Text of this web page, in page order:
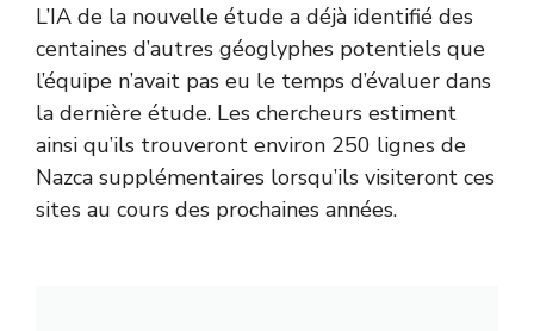
L’IA de la nouvelle étude a déjà identifié des
centaines d’autres géoglyphes potentiels que
l’équipe n’avait pas eu le temps d’évaluer dans
la dernière étude. Les chercheurs estiment
ainsi qu’ils trouveront environ 250 lignes de
Nazca supplémentaires lorsqu’ils visiteront ces
sites au cours des prochaines années.